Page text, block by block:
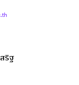
ริฐ